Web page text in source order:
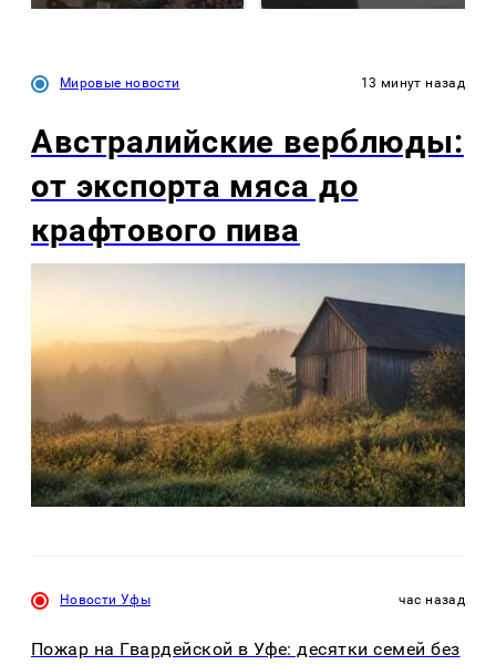
Мировые новости 13 минут назад
Австралийские верблюды:
от экспорта мяса до
крафтового пива
Новости Уфы час назад
Пожар на Гвардейской в Уфе: десятки семей без